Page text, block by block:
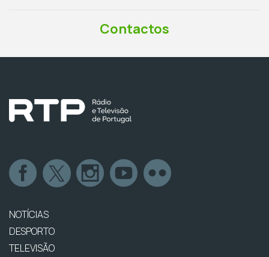
Contactos
NOTÍCIAS
DESPORTO
TELEVISÃO